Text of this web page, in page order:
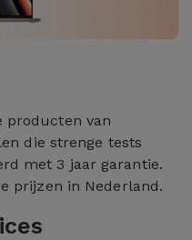
producten van
die strenge tests
met 3 jaar garantie.
prijzen in Nederland.